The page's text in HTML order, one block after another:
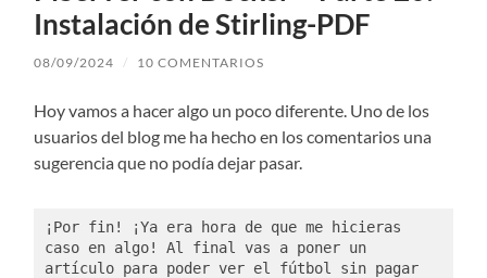
Instalación de Stirling-PDF
08/09/2024 / 10 COMENTARIOS
Hoy vamos a hacer algo un poco diferente. Uno de los
usuarios del blog me ha hecho en los comentarios una
sugerencia que no podía dejar pasar.
¡Por fin! ¡Ya era hora de que me hicieras
caso en algo! Al final vas a poner un
artículo para poder ver el fútbol sin pagar